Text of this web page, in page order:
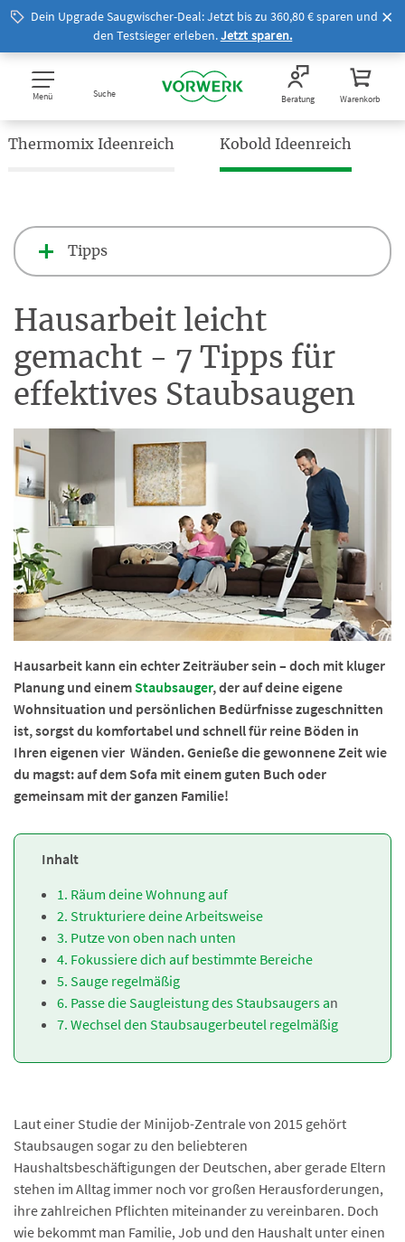
Dein Upgrade Saugwischer-Deal: Jetzt bis zu 360,80 € sparen und
den Testsieger erleben.Jetzt sparen.
Menü Suche Beratung Warenkorb
Thermomix Ideenreich Kobold Ideenreich
Tipps
Hausarbeit leicht
gemacht - 7 Tipps für
effektives Staubsaugen
Hausarbeit kann ein echter Zeiträuber sein – doch mit kluger
Planung und einemStaubsauger, der auf deine eigene
Wohnsituation und persönlichen Bedürfnisse zugeschnitten
ist, sorgst du komfortabel und schnell für reine Böden in
Ihren eigenen vier Wänden. Genieße die gewonnene Zeit wie
du magst: auf dem Sofa mit einem guten Buch oder
gemeinsam mit der ganzen Familie!
Inhalt
1. Räum deine Wohnung auf
2. Strukturiere deine Arbeitsweise
3. Putze von oben nach unten
4. Fokussiere dich auf bestimmte Bereiche
5. Sauge regelmäßig
6. Passe die Saugleistung des Staubsaugers an
7. Wechsel den Staubsaugerbeutel regelmäßig
Laut einer Studie der Minijob-Zentrale von 2015 gehört
Staubsaugen sogar zu den beliebteren
Haushaltsbeschäftigungen der Deutschen, aber gerade Eltern
stehen im Alltag immer noch vor großen Herausforderungen,
ihre zahlreichen Pflichten miteinander zu vereinbaren. Doch
wie bekommt man Familie, Job und den Haushalt unter einen